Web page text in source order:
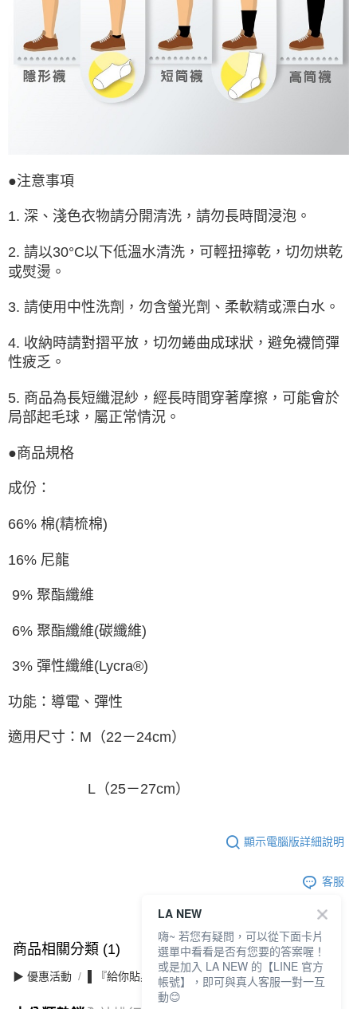
●注意事項
1. 深、淺色衣物請分開清洗，請勿長時間浸泡。
2. 請以30°C以下低溫水清洗，可輕扭擰乾，切勿烘乾
或熨燙。
3. 請使用中性洗劑，勿含螢光劑、柔軟精或漂白水。
4. 收納時請對摺平放，切勿蜷曲成球狀，避免襪筒彈
性疲乏。
5. 商品為長短纖混紗，經長時間穿著摩擦，可能會於
局部起毛球，屬正常情況。
●商品規格
成份：
66% 棉(精梳棉)
16% 尼龍
9% 聚酯纖維
6% 聚酯纖維(碳纖維)
3% 彈性纖維(Lycra®)
功能：導電、彈性
適用尺寸：M（22－24cm）
L（25－27cm）
顯示電腦版詳細說明
客服
商品相關分類 (1)
▶ 優惠活動 ▌『給你貼身的溫柔』襪子內著 買7送2
LA NEW
嗨~ 若您有疑問，可以從下面卡片
選單中看看是否有您要的答案喔！
或是加入 LA NEW 的【LINE 官方
帳號】，即可與真人客服一對一互
動😊